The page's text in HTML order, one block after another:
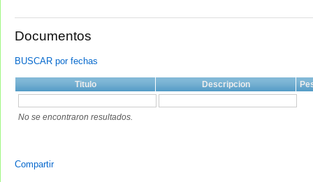
Documentos
BUSCAR por fechas
Titulo Descripcion
No se encontraron resultados.
Compartir